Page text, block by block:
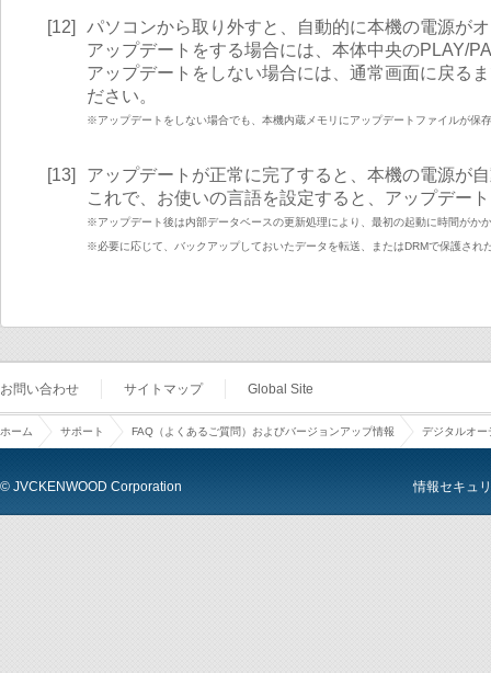
[12]
パソコンから取り外すと、自動的に本機の電源が
アップデートをする場合には、本体中央のPLAY/
アップデートをしない場合には、通常画面に戻る
ださい。
※アップデートをしない場合でも、本機内蔵メモリにアップデートファイルが保
[13]
アップデートが正常に完了すると、本機の電源が
これで、お使いの言語を設定すると、アップデー
※アップデート後は内部データベースの更新処理により、最初の起動に時間がか
※必要に応じて、バックアップしておいたデータを転送、またはDRMで保護され
お問い合わせ サイトマップ Global Site
ホーム サポート FAQ（よくあるご質問）およびバージョンアップ情報 デジタルオ
© JVCKENWOOD Corporation 情報セキュ